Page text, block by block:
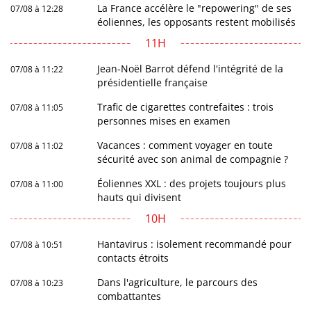
07/08 à 12:28
La France accélère le "repowering" de ses
éoliennes, les opposants restent mobilisés
11H
07/08 à 11:22
Jean-Noël Barrot défend l'intégrité de la
présidentielle française
07/08 à 11:05
Trafic de cigarettes contrefaites : trois
personnes mises en examen
07/08 à 11:02
Vacances : comment voyager en toute
sécurité avec son animal de compagnie ?
07/08 à 11:00
Éoliennes XXL : des projets toujours plus
hauts qui divisent
10H
07/08 à 10:51
Hantavirus : isolement recommandé pour
contacts étroits
07/08 à 10:23
Dans l'agriculture, le parcours des
combattantes